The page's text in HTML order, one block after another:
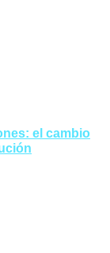
el cambio